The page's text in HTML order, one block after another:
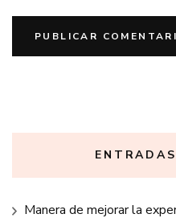
Manera de mejorar la